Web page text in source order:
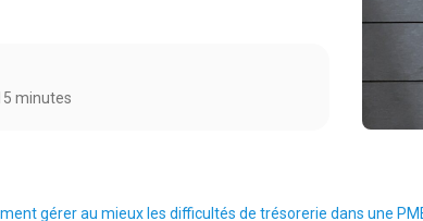
minutes
gérer au mieux les difficultés de trésorerie dans une